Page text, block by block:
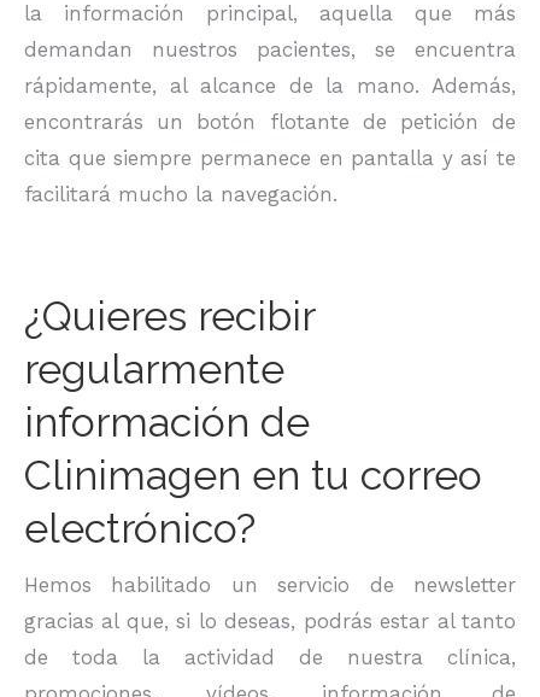
la información principal, aquella que más
demandan nuestros pacientes, se encuentra
rápidamente, al alcance de la mano. Además,
encontrarás un botón flotante de petición de
cita que siempre permanece en pantalla y así te
facilitará mucho la navegación.
¿Quieres recibir
regularmente
información de
Clinimagen en tu correo
electrónico?
Hemos habilitado un servicio de newsletter
gracias al que, si lo deseas, podrás estar al tanto
de toda la actividad de nuestra clínica,